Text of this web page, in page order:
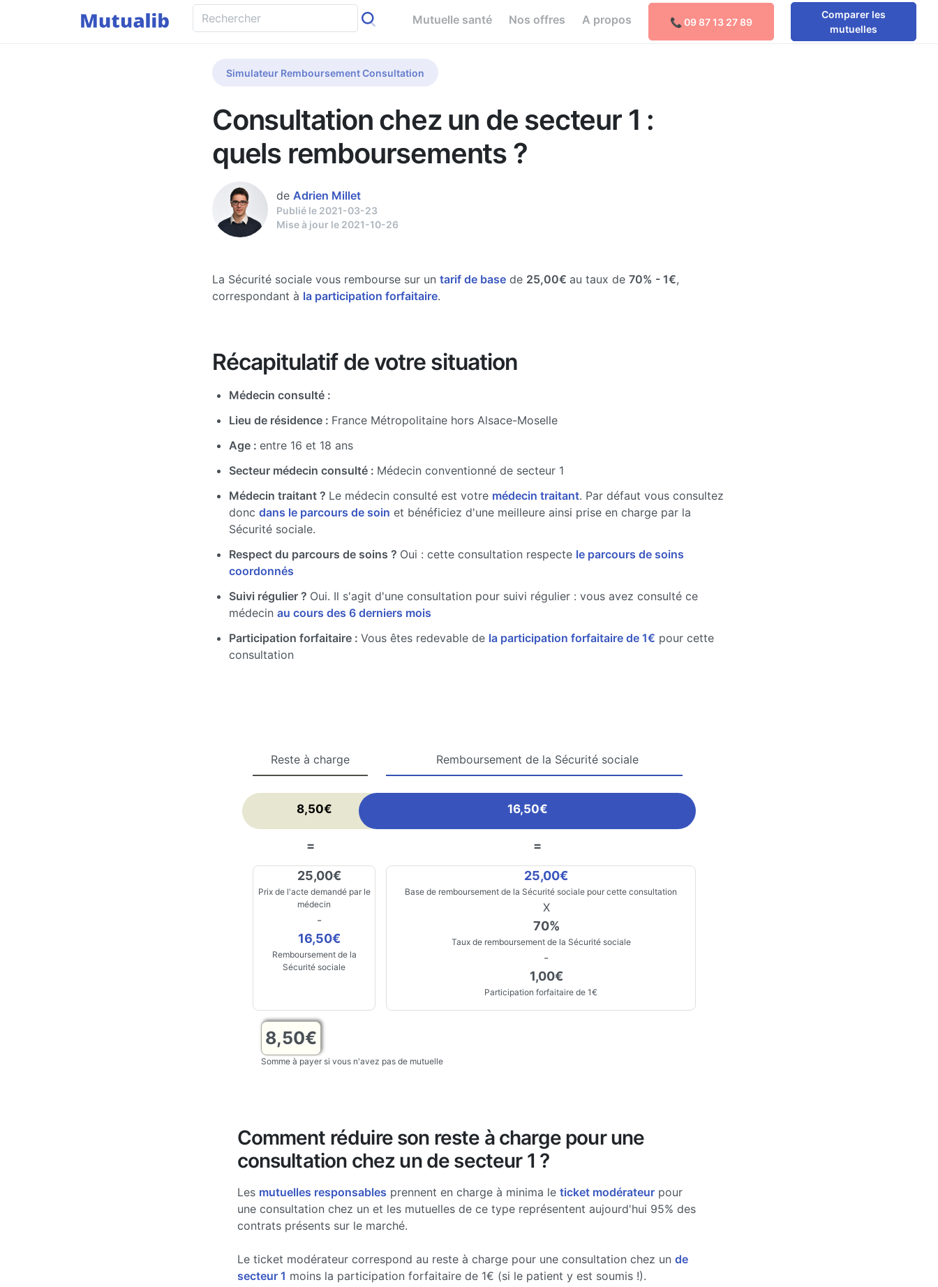
Mutuelle santé Nos offres A propos 📞 09 87 13 27 89
Comparer les
mutuelles
Simulateur Remboursement Consultation
Consultation chez un de secteur 1 :
quels remboursements ?
de Adrien Millet
Publié le 2021-03-23
Mise à jour le 2021-10-26
La Sécurité sociale vous rembourse sur un tarif de base de 25,00€ au taux de 70% - 1€,
correspondant à la participation forfaitaire.
Récapitulatif de votre situation
Médecin consulté :
Lieu de résidence : France Métropolitaine hors Alsace-Moselle
Age : entre 16 et 18 ans
Secteur médecin consulté : Médecin conventionné de secteur 1
Médecin traitant ? Le médecin consulté est votre médecin traitant. Par défaut vous consultez
donc dans le parcours de soin et bénéficiez d'une meilleure ainsi prise en charge par la
Sécurité sociale.
Respect du parcours de soins ? Oui : cette consultation respecte le parcours de soins
coordonnés
Suivi régulier ? Oui. Il s'agit d'une consultation pour suivi régulier : vous avez consulté ce
médecin au cours des 6 derniers mois
Participation forfaitaire : Vous êtes redevable de la participation forfaitaire de 1€ pour cette
consultation
Reste à charge Remboursement de la Sécurité sociale
8,50€ 16,50€
= =
25,00€
Prix de l'acte demandé par le
médecin
-
16,50€
Remboursement de la
Sécurité sociale
25,00€
Base de remboursement de la Sécurité sociale pour cette consultation
X
70%
Taux de remboursement de la Sécurité sociale
-
1,00€
Participation forfaitaire de 1€
8,50€
Somme à payer si vous n'avez pas de mutuelle
Comment réduire son reste à charge pour une
consultation chez un de secteur 1 ?
Les mutuelles responsables prennent en charge à minima le ticket modérateurpour
une consultation chez un et les mutuelles de ce type représentent aujourd'hui 95% des
contrats présents sur le marché.
Le ticket modérateur correspond au reste à charge pour une consultation chez un de
secteur 1 moins la participation forfaitaire de 1€ (si le patient y est soumis !).